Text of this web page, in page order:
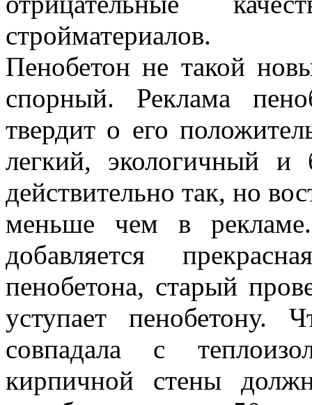
стройматериалов.
Пенобетон не такой
спорный. Реклама
твердит о его
легкий, экологичный
действительно так, но
меньше чем в
добавляется
пенобетона, старый
уступает пенобетону.
совпадала с
кирпичной стены